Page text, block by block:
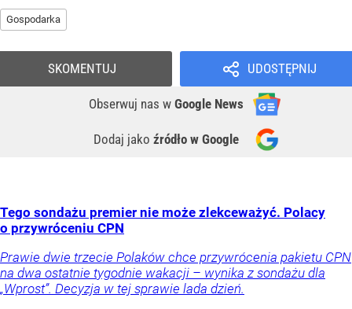
Gospodarka
UDOSTĘPNIJ
Obserwuj nas w Google News
Dodaj jako źródło w Google
SKOMENTUJ
Tego sondażu premier nie może zlekceważyć. Polacy
o przywróceniu CPN
Prawie dwie trzecie Polaków chce przywrócenia pakietu CPN
na dwa ostatnie tygodnie wakacji – wynika z sondażu dla
„Wprost”. Decyzja w tej sprawie lada dzień.